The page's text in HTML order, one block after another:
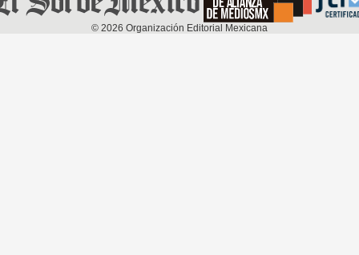
© 2026 Organización Editorial Mexicana